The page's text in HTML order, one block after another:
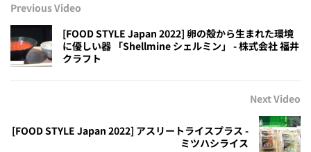
Previous Video
[FOOD STYLE Japan 2022] 卵の殻から生まれた環境
に優しい器 「Shellmine シェルミン」 - 株式会社 福井
クラフト
Next Video
[FOOD STYLE Japan 2022] アスリートライスプラス -
ミツハシライス